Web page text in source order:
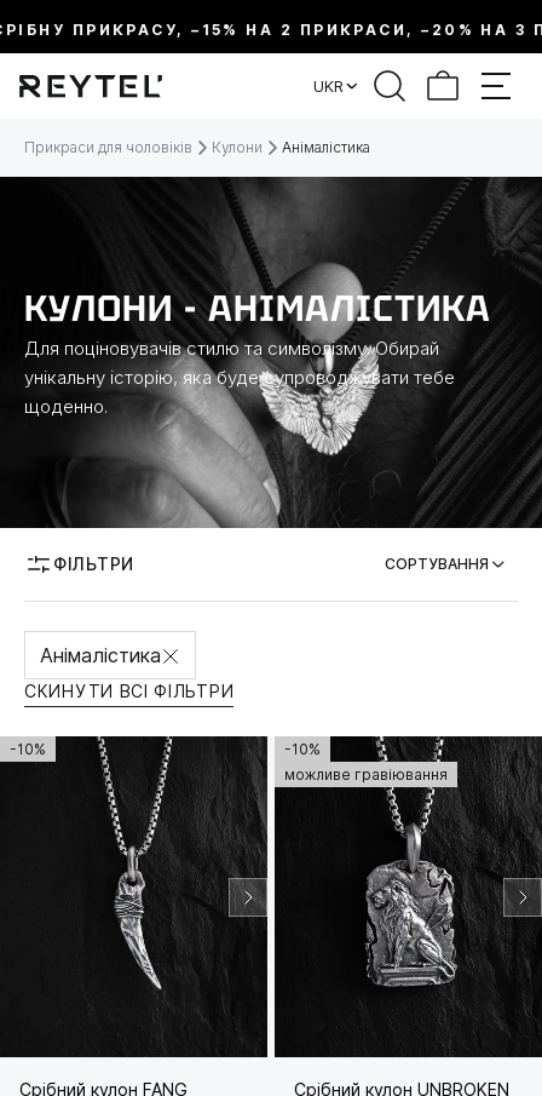
ПРИКРАСУ, –15% НА 2 ПРИКРАСИ, –20% НА 3
UKR
Прикраси для чоловіків Кулони Анімалістика
КУЛОНИ - АНІМАЛІСТИКА
Для поціновувачів стилю та символізму. Обирай
унікальну історію, яка буде супроводжувати тебе
щоденно.
ФІЛЬТРИ
ФІЛЬТР
КОЛЕКЦІЇ
ТЕМАТИКА
СОРТУВАННЯ
Анімалістика
СКИНУТИ ВСІ ФІЛЬТРИ
-10%
Срібний кулон FANG
-10%
можливе гравіювання
Срібний кулон UNBROKEN